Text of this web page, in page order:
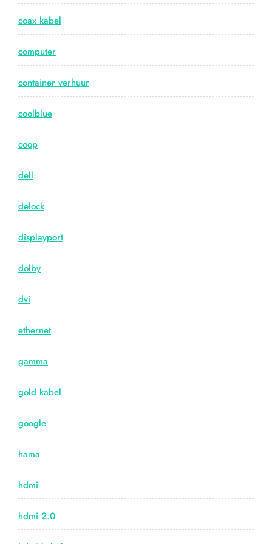
coax kabel
computer
container verhuur
coolblue
coop
dell
delock
displayport
dolby
dvi
ethernet
gamma
gold kabel
google
hama
hdmi
hdmi 2.0